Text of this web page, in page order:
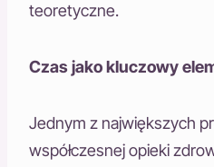
teoretyczne.
Czas jako kluczowy
Jednym z największych
współczesnej opieki